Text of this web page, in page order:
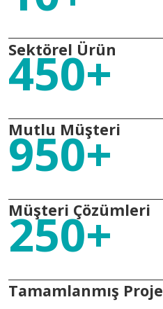
Sektörel Ürün
450+
Mutlu Müşteri
950+
Müşteri Çözümleri
250+
Tamamlanmış Proje